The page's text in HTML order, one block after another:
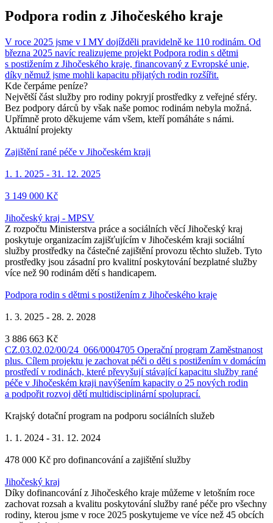
Podpora rodin z Jihočeského kraje
V roce 2025 jsme v I MY dojížděli pravidelně ke 110 rodinám. Od
března 2025 navíc realizujeme projekt Podpora rodin s dětmi
s postižením z Jihočeského kraje, financovaný z Evropské unie,
díky němuž jsme mohli kapacitu přijatých rodin rozšířit.
Kde čerpáme peníze?
Největší část služby pro rodiny pokryjí prostředky z veřejné sféry.
Bez podpory dárců by však naše pomoc rodinám nebyla možná.
Upřímně proto děkujeme vám všem, kteří pomáháte s námi.
Aktuální projekty
Zajištění rané péče v Jihočeském kraji
1. 1. 2025 - 31. 12. 2025
3 149 000 Kč
Jihočeský kraj - MPSV
Z rozpočtu Ministerstva práce a sociálních věcí Jihočeský kraj
poskytuje organizacím zajišťujícím v Jihočeském kraji sociální
služby prostředky na částečné zajištění provozu těchto služeb. Tyto
prostředky jsou zásadní pro kvalitní poskytování bezplatné služby
více než 90 rodinám dětí s handicapem.
Podpora rodin s dětmi s postižením z Jihočeského kraje
1. 3. 2025 - 28. 2. 2028
3 886 663 Kč
CZ.03.02.02/00/24_066/0004705 Operační program Zaměstnanost
plus. Cílem projektu je zachovat péči o děti s postižením v domácím
prostředí v rodinách, které převyšují stávající kapacitu služby rané
péče v Jihočeském kraji navýšením kapacity o 25 nových rodin
a podpořit rozvoj dětí multidisciplinární spoluprací.
Krajský dotační program na podporu sociálních služeb
1. 1. 2024 - 31. 12. 2024
478 000 Kč pro dofinancování a zajištění služby
Jihočeský kraj
Díky dofinancování z Jihočeského kraje můžeme v letošním roce
zachovat rozsah a kvalitu poskytování služby rané péče pro všechny
rodiny, kterou jsme v roce 2025 poskytujeme ve více než 45 obcích